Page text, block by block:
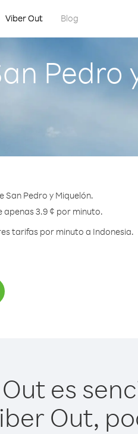
Viber Out Blog
Pedro
San Pedro y Miquelón.
apenas 3.9 ¢ por minuto.
tarifas por minuto a Indonesia.
es
Out,